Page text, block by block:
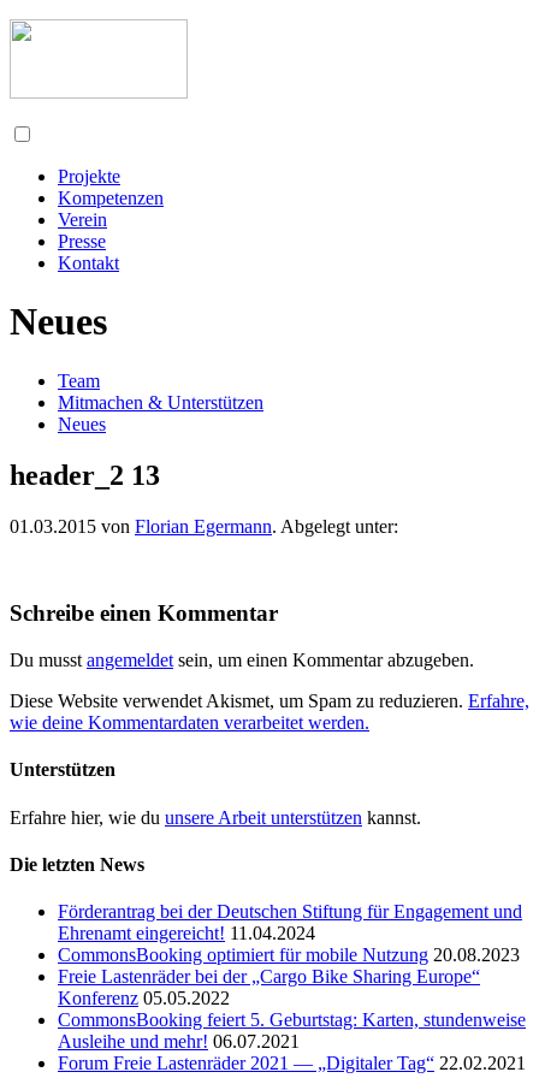
Projekte
Kompetenzen
Verein
Presse
Kontakt
Neues
Team
Mitmachen & Unterstützen
Neues
header_2 13
01.03.2015 von Florian Egermann. Abgelegt unter:
Schreibe einen Kommentar
Du musst angemeldet sein, um einen Kommentar abzugeben.
Diese Website verwendet Akismet, um Spam zu reduzieren. Erfahre,
wie deine Kommentardaten verarbeitet werden.
Unterstützen
Erfahre hier, wie du unsere Arbeit unterstützen kannst.
Die letzten News
Förderantrag bei der Deutschen Stiftung für Engagement und
Ehrenamt eingereicht! 11.04.2024
CommonsBooking optimiert für mobile Nutzung 20.08.2023
Freie Lastenräder bei der „Cargo Bike Sharing Europe“
Konferenz 05.05.2022
CommonsBooking feiert 5. Geburtstag: Karten, stundenweise
Ausleihe und mehr! 06.07.2021
Forum Freie Lastenräder 2021 — „Digitaler Tag“ 22.02.2021